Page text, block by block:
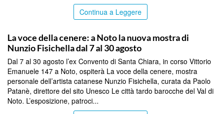
Continua a Leggere
La voce della cenere: a Noto la nuova mostra di
Nunzio Fisichella dal 7 al 30 agosto
Dal 7 al 30 agosto l’ex Convento di Santa Chiara, in corso Vittorio
Emanuele 147 a Noto, ospiterà La voce della cenere, mostra
personale dell’artista catanese Nunzio Fisichella, curata da Paolo
Patanè, direttore del sito Unesco Le città tardo barocche del Val di
Noto. L’esposizione, patroci...